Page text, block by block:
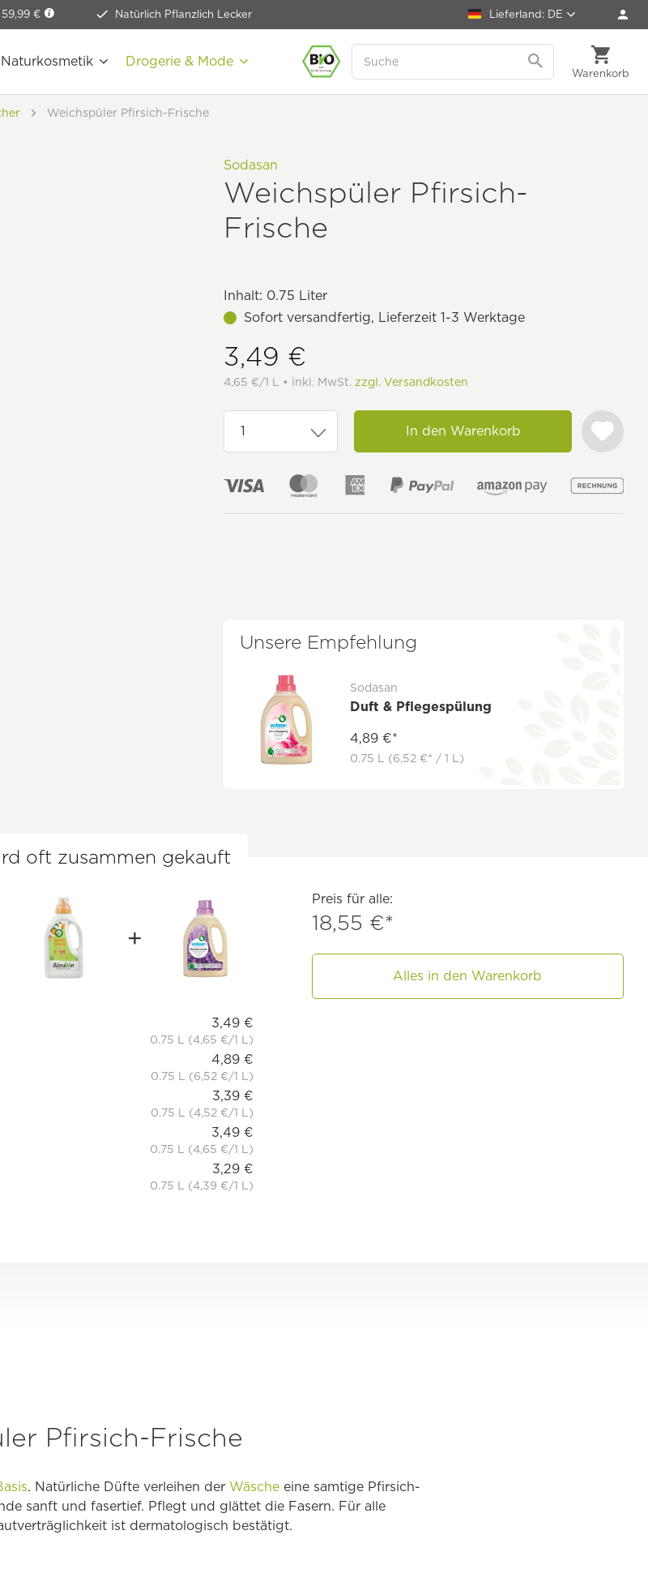
€ Natürlich Pflanzlich Lecker Lieferland: DE
Warenkorb
Naturkosmetik Drogerie & Mode
Weichspüler Pfirsich-Frische
Sodasan
Weichspüler Pfirsich-
Frische
Inhalt: 0.75 Liter
Sofort versandfertig, Lieferzeit 1-3 Werktage
3,49 €
4,65 €/1 L • inkl. MwSt. zzgl. Versandkosten
In den Warenkorb
Unsere Empfehlung
Sodasan
Duft & Pflegespülung
4,89 €*
0.75 L (6,52 €* / 1 L)
oft zusammen gekauft
Preis für alle:
18,55 €*
Alles in den Warenkorb
3,49 €
0.75 L (4,65 €/1 L)
4,89 €
0.75 L (6,52 €/1 L)
3,39 €
0.75 L (4,52 €/1 L)
3,49 €
0.75 L (4,65 €/1 L)
3,29 €
0.75 L (4,39 €/1 L)
Pfirsich-Frische
. Natürliche Düfte verleihen der Wäsche eine samtige Pfirsich-
sanft und fasertief. Pflegt und glättet die Fasern. Für alle
ist dermatologisch bestätigt.